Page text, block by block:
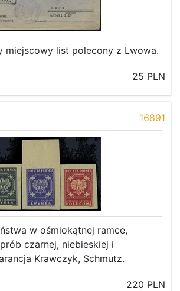
miejscowy list polecony z Lwowa.
25 PLN
16891
w ośmiokątnej ramce,
czarnej, niebieskiej i
Krawczyk, Schmutz.
220 PLN